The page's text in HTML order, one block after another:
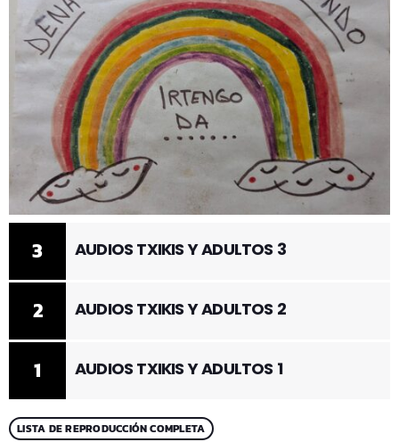
1 AUDIOS TXIKIS Y ADULTOS 1
2 AUDIOS TXIKIS Y ADULTOS 2
3 AUDIOS TXIKIS Y ADULTOS 3
LISTA DE REPRODUCCIÓN COMPLETA